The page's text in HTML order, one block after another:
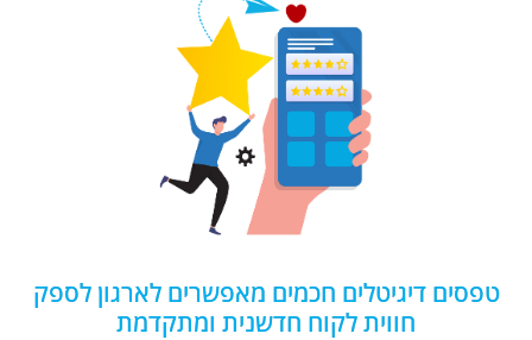
טפסים דיגיטלים חכמים מאפשרים לארגון לספק
חווית לקוח חדשנית ומתקדמת